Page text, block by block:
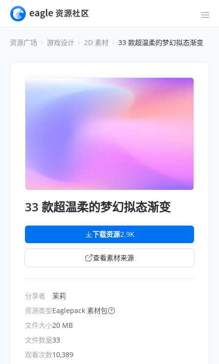
资源广场 游戏设计 2D 素材 33 款超温柔的梦幻拟态渐变
33 款超温柔的梦幻拟态渐变
下载资源2.9K
查看素材来源
分享者
资源类型
文件大小
文件数量
观看次数
茉莉
Eaglepack 素材包
20 MB
33
10,389